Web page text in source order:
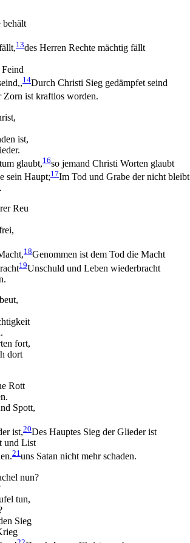
behält
13des Herren Rechte mächtig fällt
14Durch Christi Sieg gedämpfet seind
Zorn ist kraftlos worden.
ist,
glaubt,16so jemand Christi Worten glaubt
sein Haupt;17Im Tod und Grabe der nicht bleibt
Reu
18Genommen ist dem Tod die Macht
19Unschuld und Leben wiederbracht
fort,
dort
Rott
Spott,
ist,20Des Hauptes Sieg der Glieder ist
und List
21uns Satan nicht mehr schaden.
nun?
tun,
Sieg